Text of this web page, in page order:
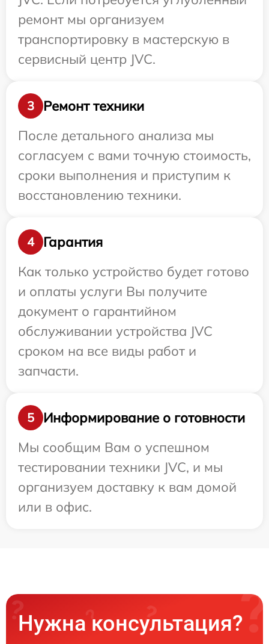
ремонт мы организуем
транспортировку в мастерскую в
сервисный центр JVC.
3
Ремонт техники
После детального анализа мы
согласуем с вами точную стоимость,
сроки выполнения и приступим к
восстановлению техники.
4
Гарантия
Как только устройство будет готово
и оплаты услуги Вы получите
документ о гарантийном
обслуживании устройства JVC
сроком на все виды работ и
запчасти.
5
Информирование о готовности
Мы сообщим Вам о успешном
тестировании техники JVC, и мы
организуем доставку к вам домой
или в офис.
Нужна консультация?